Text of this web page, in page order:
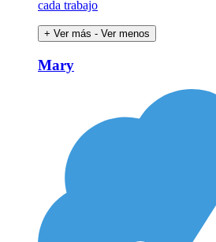
cada trabajo
+ Ver más - Ver menos
Mary